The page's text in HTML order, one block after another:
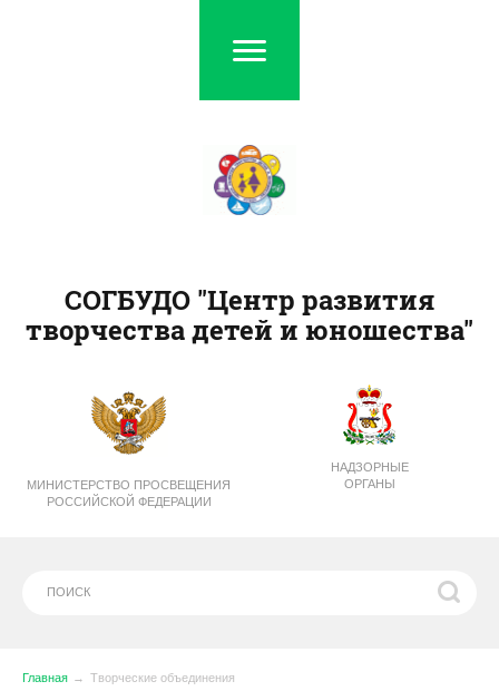
МИНИСТЕРСТВО ПРОСВЕЩЕНИЯ
РОССИЙСКОЙ ФЕДЕРАЦИИ
НАДЗОРНЫЕ
ОРГАНЫ
СОГБУДО "Центр развития
творчества детей и юношества"
Главная Творческие объединения